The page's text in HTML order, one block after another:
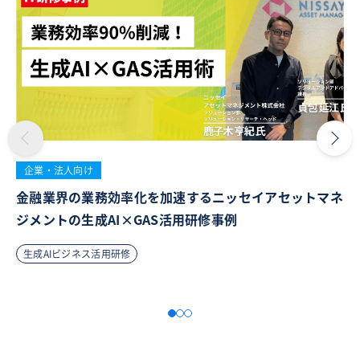
企業・法人向け
金融業界の業務効率化を加速するニッセイアセットマネ
ジメントの生成AI×GAS活用研修事例
生成AIビジネス活用研修